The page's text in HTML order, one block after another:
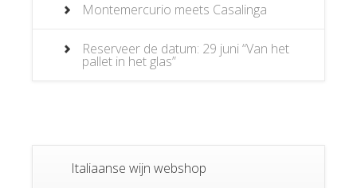
Montemercurio meets Casalinga
Reserveer de datum: 29 juni “Van het
pallet in het glas”
Italiaanse wijn webshop